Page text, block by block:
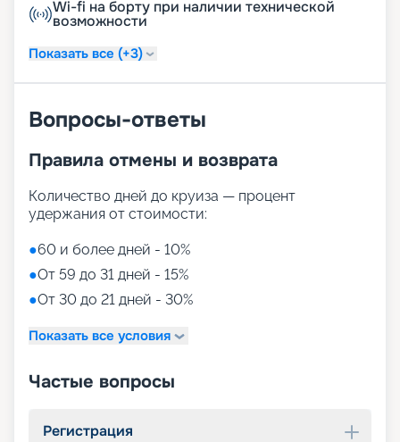
Wi-fi на борту при наличии технической
возможности
Показать все (+3)
Вопросы-ответы
Правила отмены и возврата
Количество дней до круиза — процент
удержания от стоимости:
●60 и более дней - 10%
●От 59 до 31 дней - 15%
●От 30 до 21 дней - 30%
Показать все условия
Частые вопросы
Регистрация